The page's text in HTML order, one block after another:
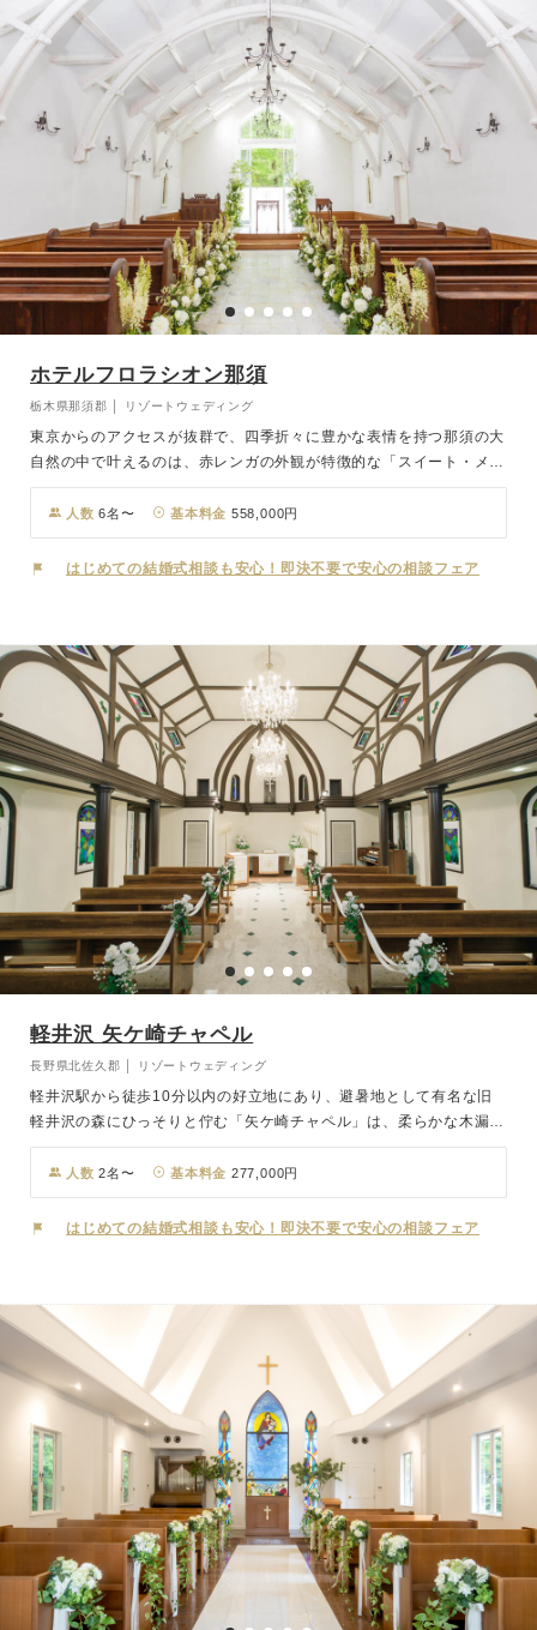
ホテルフロラシオン那須
栃木県那須郡 │ リゾートウェディング
東京からのアクセスが抜群で、四季折々に豊かな表情を持つ那須の大
自然の中で叶えるのは、赤レンガの外観が特徴的な「スイート・メリ
ロット教会」での結婚式。森に向かって続くバージンロードを進む
と、輝く陽光がおふたりを優しく包み込んでくれます。また、那須の
山々を見渡す開放的なガーデンウエディングや、森の中で誓うフォレ
ストウェディングへのアレンジも可能。雄大な自然の中でおふたりら
人数 6名〜 基本料金 558,000円
はじめての結婚式相談も安心！即決不要で安心の相談フェア
軽井沢 矢ケ崎チャペル
長野県北佐久郡 │ リゾートウェディング
軽井沢駅から徒歩10分以内の好立地にあり、避暑地として有名な旧
軽井沢の森にひっそりと佇む「矢ケ崎チャペル」は、柔らかな木漏れ
日が差し込むステンドグラスが美しい本格的な独立型チャペル。オル
ガンの優しい音色と聖歌隊の歌声が式場内に響き渡り、そこはまるで
都会の喧騒を離れ非日常を味わえる極上のリゾート。四季折々に表情
を変える軽井沢の美しい自然に囲まれながら、大切な皆さまと特別な
人数 2名〜 基本料金 277,000円
はじめての結婚式相談も安心！即決不要で安心の相談フェア